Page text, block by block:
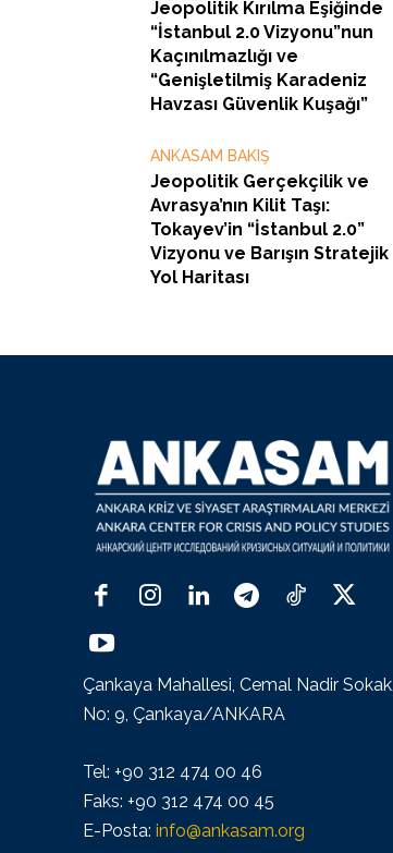
Jeopolitik Kırılma Eşiğinde
“İstanbul 2.0 Vizyonu”nun
Kaçınılmazlığı ve
“Genişletilmiş Karadeniz
Havzası Güvenlik Kuşağı”
ANKASAM BAKIŞ
Jeopolitik Gerçekçilik ve
Avrasya’nın Kilit Taşı:
Tokayev’in “İstanbul 2.0”
Vizyonu ve Barışın Stratejik
Yol Haritası
Çankaya Mahallesi, Cemal Nadir Sokak,
No: 9, Çankaya/ANKARA
Tel: +90 312 474 00 46
Faks: +90 312 474 00 45
E-Posta: info@ankasam.org